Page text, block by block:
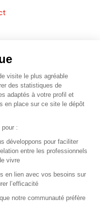
SAFI
visite le plus agréable
des statistiques de
adaptés à votre profil et
en place sur ce site le dépôt
:
développons pour faciliter
entre les professionnels
vivre
en lien avec vos besoins sur
l’efficacité
notre communauté préfère